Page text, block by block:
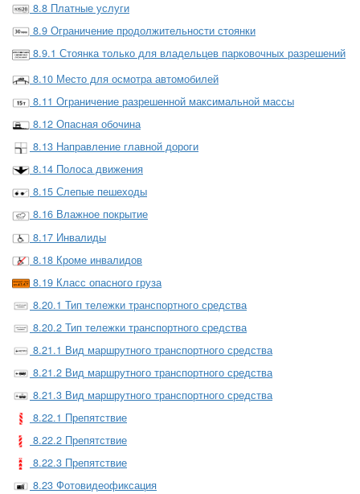
8.8 Платные услуги
8.9 Ограничение продолжительности стоянки
8.9.1 Стоянка только для владельцев парковочных разрешений
8.10 Место для осмотра автомобилей
8.11 Ограничение разрешенной максимальной массы
8.12 Опасная обочина
8.13 Направление главной дороги
8.14 Полоса движения
8.15 Слепые пешеходы
8.16 Влажное покрытие
8.17 Инвалиды
8.18 Кроме инвалидов
8.19 Класс опасного груза
8.20.1 Тип тележки транспортного средства
8.20.2 Тип тележки транспортного средства
8.21.1 Вид маршрутного транспортного средства
8.21.2 Вид маршрутного транспортного средства
8.21.3 Вид маршрутного транспортного средства
8.22.1 Препятствие
8.22.2 Препятствие
8.22.3 Препятствие
8.23 Фотовидеофиксация